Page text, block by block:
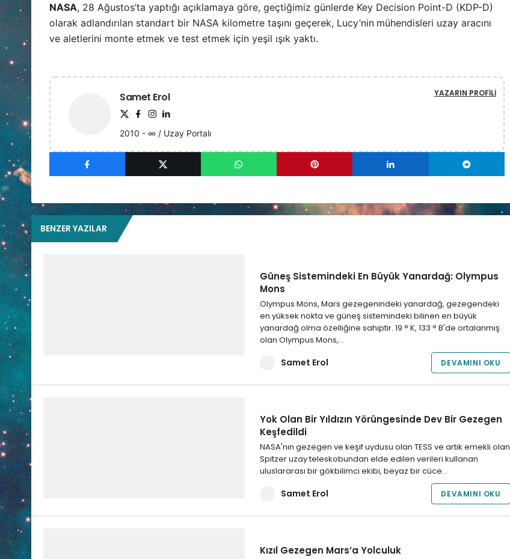
NASA, 28 Ağustos’ta yaptığı açıklamaya göre, geçtiğimiz günlerde Key Decision Point-D (KDP-D)
olarak adlandırılan standart bir NASA kilometre taşını geçerek, Lucy’nin mühendisleri uzay aracını
ve aletlerini monte etmek ve test etmek için yeşil ışık yaktı.
Samet Erol
2010 - ∞ / Uzay Portalı
YAZARIN PROFILI
BENZER YAZILAR
Güneş Sistemindeki En Büyük Yanardağ: Olympus
Mons
Olympus Mons, Mars gezegenindeki yanardağ, gezegendeki
en yüksek nokta ve güneş sistemindeki bilinen en büyük
yanardağ olma özelliğine sahiptir. 19 ° K, 133 ° B'de ortalanmış
olan Olympus Mons,…
Samet Erol DEVAMINI OKU
Yok Olan Bir Yıldızın Yörüngesinde Dev Bir Gezegen
Keşfedildi
NASA'nın gezegen ve keşif uydusu olan TESS ve artık emekli olan
Spitzer uzay teleskobundan elde edilen verileri kullanan
uluslararası bir gökbilimci ekibi, beyaz bir cüce…
Samet Erol DEVAMINI OKU
Kızıl Gezegen Mars’a Yolculuk